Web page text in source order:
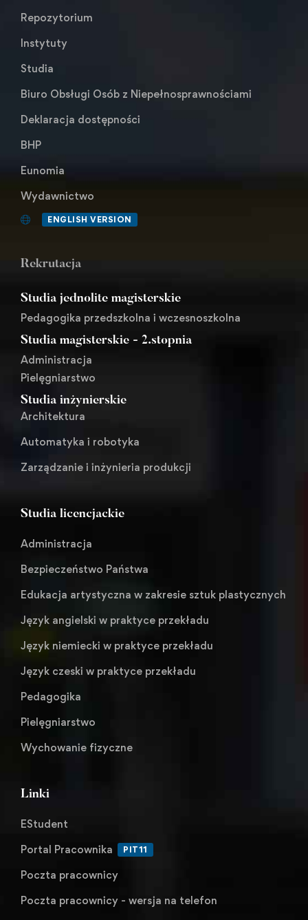
Repozytorium
Instytuty
Studia
Biuro Obsługi Osób z Niepełnosprawnościami
Deklaracja dostępności
BHP
Eunomia
Wydawnictwo
ENGLISH VERSION
Rekrutacja
Studia jednolite magisterskie
Pedagogika przedszkolna i wczesnoszkolna
Studia magisterskie - 2.stopnia
Administracja
Pielęgniarstwo
Studia inżynierskie
Architektura
Automatyka i robotyka
Zarządzanie i inżynieria produkcji
Studia licencjackie
Administracja
Bezpieczeństwo Państwa
Edukacja artystyczna w zakresie sztuk plastycznych
Język angielski w praktyce przekładu
Język niemiecki w praktyce przekładu
Język czeski w praktyce przekładu
Pedagogika
Pielęgniarstwo
Wychowanie fizyczne
Linki
EStudent
Portal Pracownika
PIT11
Poczta pracownicy
Poczta pracownicy - wersja na telefon